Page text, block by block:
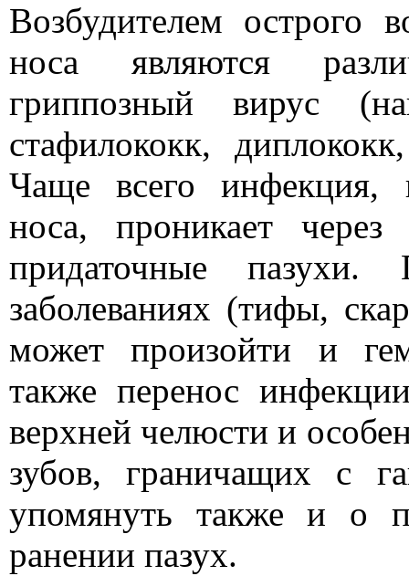
Возбудителем острого
носа являются
гриппозный вирус
стафилококк,
Чаще всего инфекция,
носа, проникает
придаточные
заболеваниях (тифы,
может произойти и
также перенос
верхней челюсти и
зубов, граничащих с
упомянуть также и о
ранении пазух.